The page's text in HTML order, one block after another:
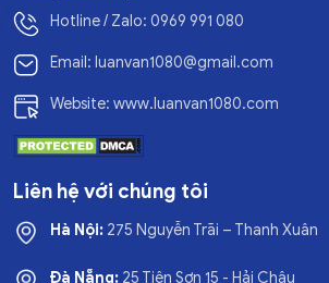
Hotline / Zalo: 0969 991 080
Email: luanvan1080@gmail.com
Website: www.luanvan1080.com
Liên hệ với chúng tôi
Hà Nội: 275 Nguyễn Trãi – Thanh Xuân
Đà Nẵng: 25 Tiên Sơn 15 - Hải Châu